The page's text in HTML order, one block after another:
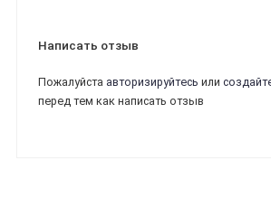
Написать отзыв
Пожалуйста авторизируйтесь или
перед тем как написать отзыв